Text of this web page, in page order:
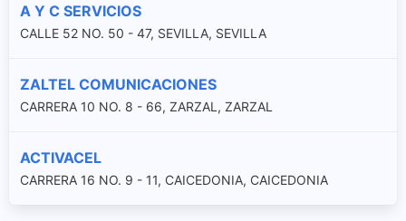
A Y C SERVICIOS
CALLE 52 NO. 50 - 47, SEVILLA, SEVILLA
ZALTEL COMUNICACIONES
CARRERA 10 NO. 8 - 66, ZARZAL, ZARZAL
ACTIVACEL
CARRERA 16 NO. 9 - 11, CAICEDONIA, CAICEDONIA